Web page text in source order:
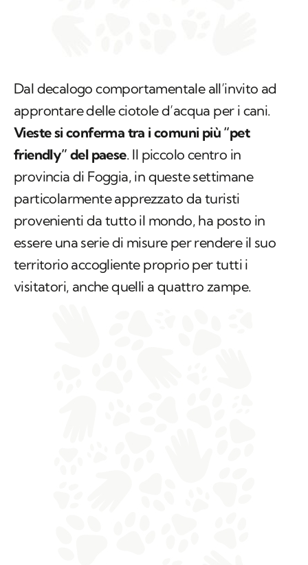
Dal decalogo comportamentale all’invito ad
approntare delle ciotole d’acqua per i cani.
Vieste si conferma tra i comuni più “pet
friendly” del paese. Il piccolo centro in
provincia di Foggia, in queste settimane
particolarmente apprezzato da turisti
provenienti da tutto il mondo, ha posto in
essere una serie di misure per rendere il suo
territorio accogliente proprio per tutti i
visitatori, anche quelli a quattro zampe.